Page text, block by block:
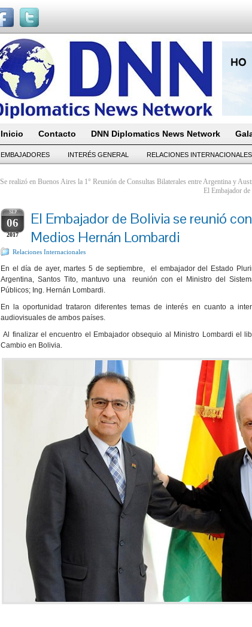
Inicio Contacto DNN Diplomatics News Network
EMBAJADORES INTERÉS GENERAL RELACIONES INTERNACIONALES
Se realizó en Buenos Aires la 1° Reunión de Consultas Bilaterales entre Argentina y
El Embajador
SEP
06
2017
El Embajador de Bolivia se reunió
Medios Hernán Lombardi
Relaciones Internacionales
En el día de ayer, martes 5 de septiembre, el embajador del Estado
Argentina, Santos Tito, mantuvo una reunión con el Ministro del
Públicos; Ing. Hernán Lombardi.
En la oportunidad trataron diferentes temas de interés en cuanto a
audiovisuales de ambos países.
Al finalizar el encuentro el Embajador obsequio al Ministro Lombardi el
Cambio en Bolivia.